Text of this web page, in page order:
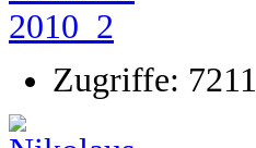
Zugriffe: 7211